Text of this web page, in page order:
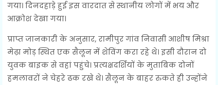
गया। दिनदहाड़े हुई इस वारदात से स्थानीय लोगों में भय और
आक्रोश देखा गया।
प्राप्त जानकारी के अनुसार, रामीपुर गांव निवासी आशीष मिश्रा
मेढ़ा मोड़ स्थित एक सैलून में शेविंग करा रहे थे। इसी दौरान दो
युवक बाइक से वहां पहुंचे। प्रत्यक्षदर्शियों के मुताबिक दोनों
हमलावरों ने चेहरे ढक रखे थे। सैलून के बाहर रुकते ही उन्होंने